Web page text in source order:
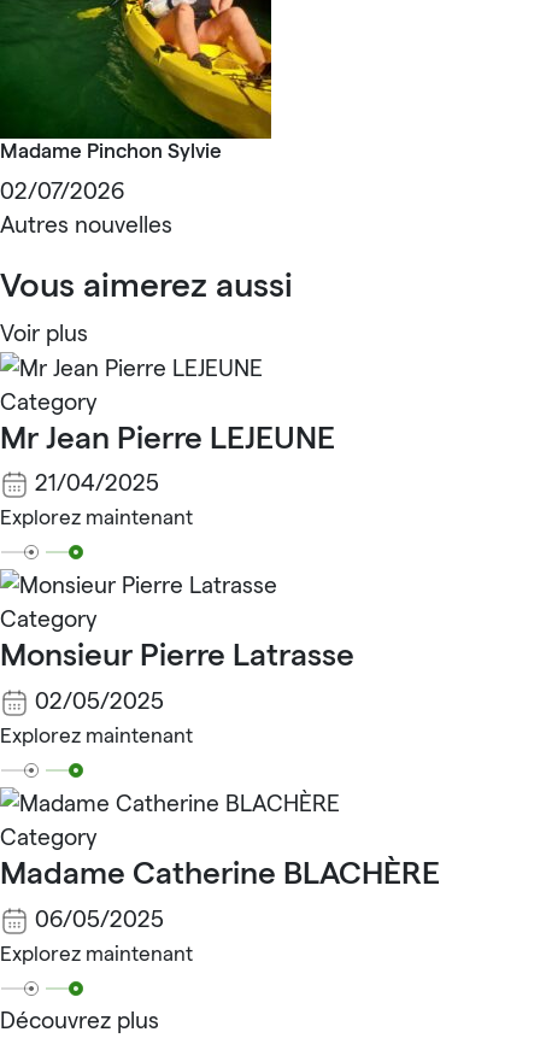
Madame Pinchon Sylvie
02/07/2026
Autres nouvelles
Vous aimerez aussi
Voir plus
Category
Mr Jean Pierre LEJEUNE
21/04/2025
Explorez maintenant
Category
Monsieur Pierre Latrasse
02/05/2025
Explorez maintenant
Category
Madame Catherine BLACHÈRE
06/05/2025
Explorez maintenant
Découvrez plus